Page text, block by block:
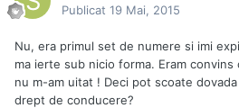
Publicat 19 Mai, 2015
Nu, era primul set de numere si imi
ma ierte sub nicio forma. Eram convins
nu m-am uitat ! Deci pot scoate
drept de conducere?